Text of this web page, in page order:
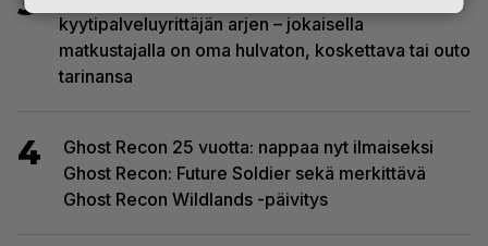
kyytipalveluyrittäjän arjen – jokaisella
matkustajalla on oma hulvaton, koskettava tai outo
tarinansa
4
Ghost Recon 25 vuotta: nappaa nyt ilmaiseksi
Ghost Recon: Future Soldier sekä merkittävä
Ghost Recon Wildlands -päivitys